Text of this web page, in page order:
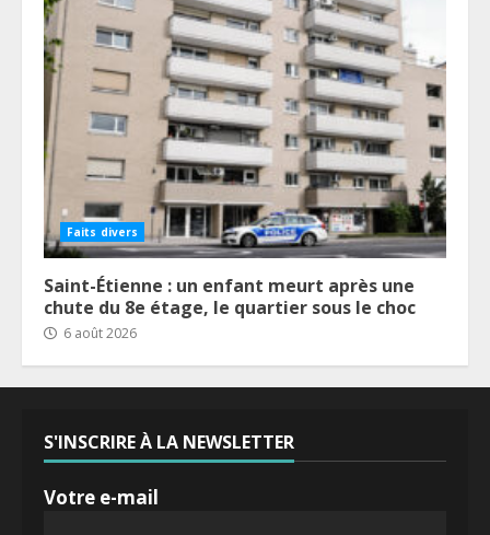
Faits divers
Saint-Étienne : un enfant meurt après une
chute du 8e étage, le quartier sous le choc
6 août 2026
S'INSCRIRE À LA NEWSLETTER
Votre e-mail